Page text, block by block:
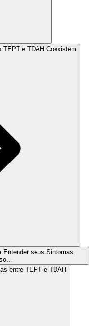
TEPT e TDAH Coexistem
Entender seus Sintomas,
entre TEPT e TDAH